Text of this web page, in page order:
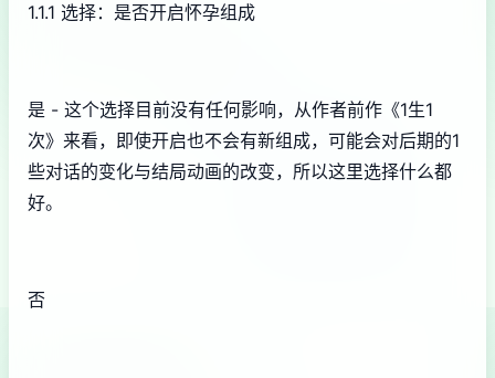
1.1.1 选择：是否开启怀孕组成
是 - 这个选择目前没有任何影响，从作者前作《1生1
次》来看，即使开启也不会有新组成，可能会对后期的1
些对话的变化与结局动画的改变，所以这里选择什么都
好。
否